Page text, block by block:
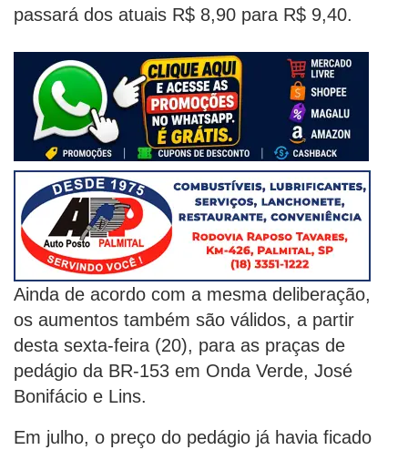
passará dos atuais R$ 8,90 para R$ 9,40.
Ainda de acordo com a mesma deliberação,
os aumentos também são válidos, a partir
desta sexta-feira (20), para as praças de
pedágio da BR-153 em Onda Verde, José
Bonifácio e Lins.
Em julho, o preço do pedágio já havia ficado